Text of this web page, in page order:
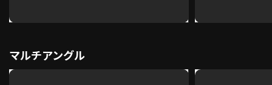
マルチアングル